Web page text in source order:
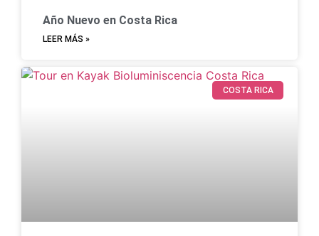
Año Nuevo en Costa Rica
LEER MÁS »
COSTA RICA